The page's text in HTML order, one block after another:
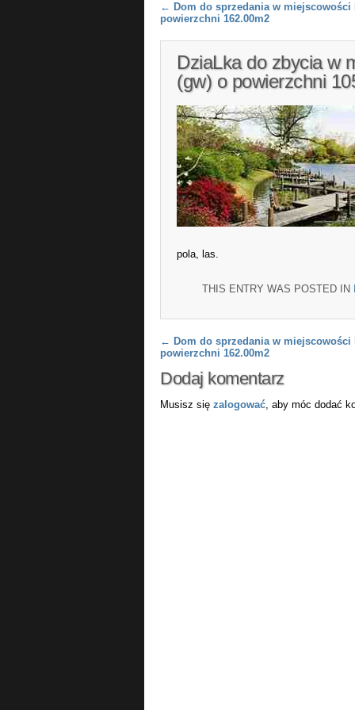
Post navigation
← Dom do sprzedania w miejscowości
powierzchni 162.00m2
DziaLka do zbycia w
(gw) o powierzchni
pola, las.
THIS ENTRY WAS POSTED IN
Post navigation
← Dom do sprzedania w miejscowości
powierzchni 162.00m2
Dodaj komentarz
Musisz się zalogować, aby móc dodać